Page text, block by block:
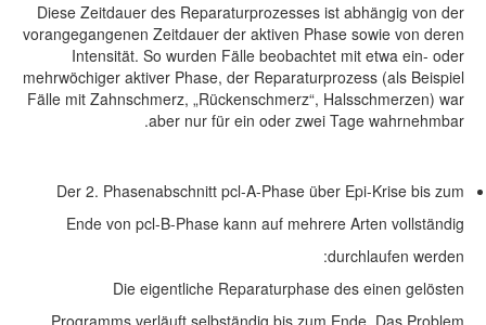
Diese Zeitdauer des Reparaturprozesses ist abhängig von der
vorangegangenen Zeitdauer der aktiven Phase sowie von deren
Intensität. So wurden Fälle beobachtet mit etwa ein- oder
mehrwöchiger aktiver Phase, der Reparaturprozess (als Beispiel
Fälle mit Zahnschmerz, „Rückenschmerz“, Halsschmerzen) war
aber nur für ein oder zwei Tage wahrnehmbar.
Der 2. Phasenabschnitt pcl-A-Phase über Epi-Krise bis zum
Ende von pcl-B-Phase kann auf mehrere Arten vollständig
durchlaufen werden:
Die eigentliche Reparaturphase des einen gelösten